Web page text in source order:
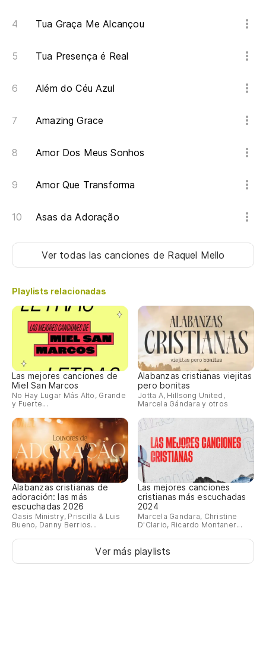
Tua Graça Me Alcançou
Tua Presença é Real
Além do Céu Azul
Amazing Grace
Amor Dos Meus Sonhos
Amor Que Transforma
Asas da Adoração
Ver todas las canciones de Raquel Mello
Playlists relacionadas
Las mejores canciones de
Miel San Marcos
No Hay Lugar Más Alto, Grande
y Fuerte...
Alabanzas cristianas viejitas
pero bonitas
Jotta A, Hillsong United,
Marcela Gándara y otros
Alabanzas cristianas de
adoración: las más
escuchadas 2026
Oasis Ministry, Priscilla & Luis
Bueno, Danny Berrios...
Las mejores canciones
cristianas más escuchadas
2024
Marcela Gandara, Christine
D'Clario, Ricardo Montaner...
Ver más playlists